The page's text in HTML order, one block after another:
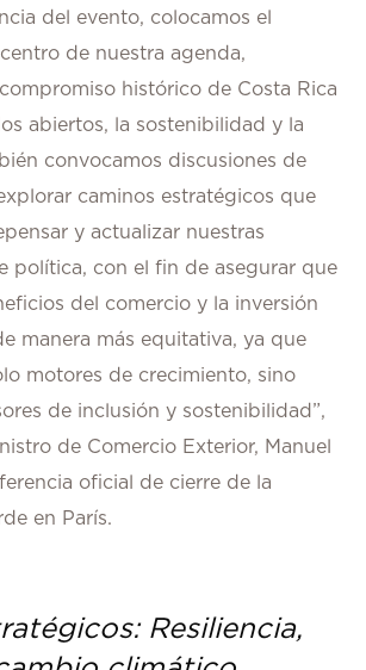
del evento, colocamos el
de nuestra agenda,
histórico de Costa Rica
abiertos, la sostenibilidad y la
convocamos discusiones de
caminos estratégicos que
y actualizar nuestras
política, con el fin de asegurar que
del comercio y la inversión
manera más equitativa, ya que
motores de crecimiento, sino
de inclusión y sostenibilidad”,
de Comercio Exterior, Manuel
oficial de cierre de la
en París.
Resiliencia,